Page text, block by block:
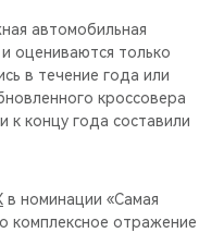
автомобильная
оцениваются только
в течение года или
кроссовера
к концу года составили
в номинации «Самая
комплексное отражение